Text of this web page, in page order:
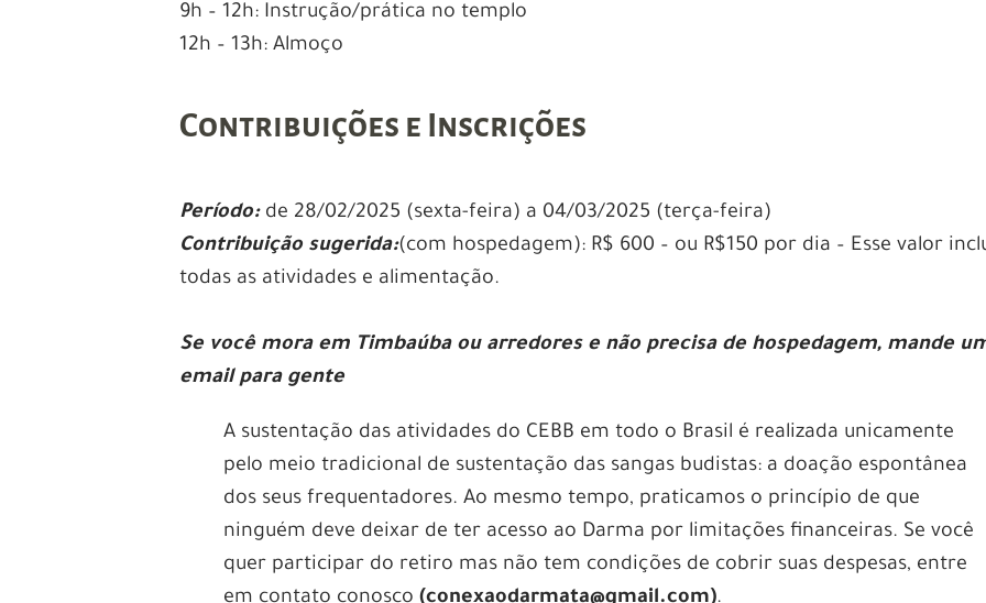
9h – 12h: Instrução/prática no templo
12h – 13h: Almoço
Contribuições e Inscrições
Período: de 28/02/2025 (sexta-feira) a 04/03/2025 (terça-feira)
Contribuição sugerida:(com hospedagem): R$ 600 – ou R$150 por dia – Esse valor
todas as atividades e alimentação.
Se você mora em Timbaúba ou arredores e não precisa de hospedagem, mande
email para gente
A sustentação das atividades do CEBB em todo o Brasil é realizada unicamente
pelo meio tradicional de sustentação das sangas budistas: a doação espontânea
dos seus frequentadores. Ao mesmo tempo, praticamos o princípio de que
ninguém deve deixar de ter acesso ao Darma por limitações financeiras. Se você
quer participar do retiro mas não tem condições de cobrir suas despesas, entre
em contato conosco(conexaodarmata@gmail.com).